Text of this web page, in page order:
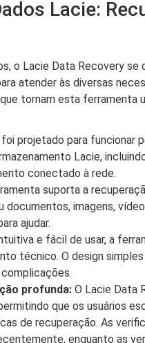
Lacie:
o Lacie Data Recovery se
atender às diversas
tornam esta ferramenta
projetado para funcionar
Lacie,
conectado à rede.
suporta a
documentos, imagens,
ajudar.
e fácil de usar, a
técnico. O design
profunda: O Lacie Data
que os usuários
de recuperação. As
enquanto as